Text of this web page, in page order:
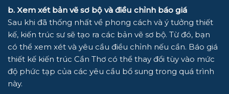
b. Xem xét bản vẽ sơ bộ và điều chỉnh báo giá
Sau khi đã thống nhất về phong cách và ý tưởng thiết
kế, kiến trúc sư sẽ tạo ra các bản vẽ sơ bộ. Từ đó, bạn
có thể xem xét và yêu cầu điều chỉnh nếu cần. Báo giá
thiết kế kiến trúc Cần Thơ có thể thay đổi tùy vào mức
độ phức tạp của các yêu cầu bổ sung trong quá trình
này.